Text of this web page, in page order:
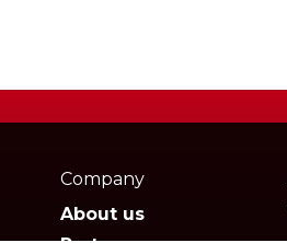
Company
About us